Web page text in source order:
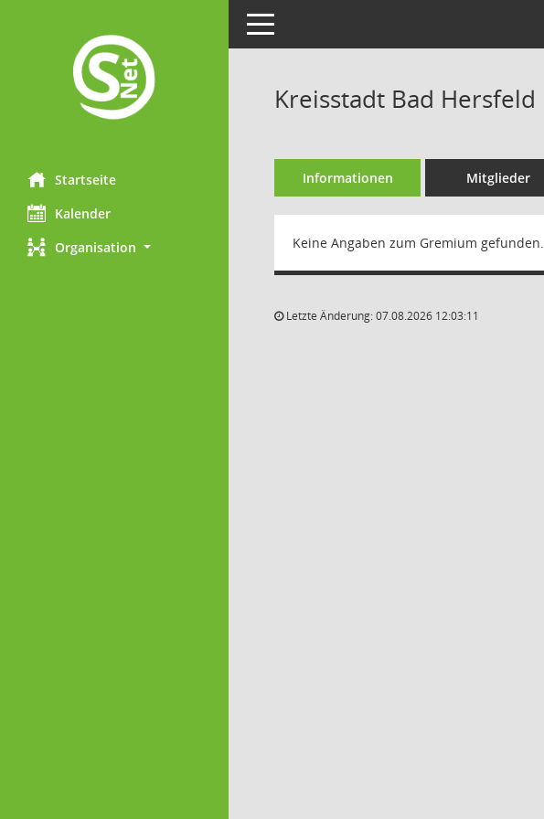
Startseite
Kalender
Organisation
Toggle navigation
Kreisstadt Bad Hersfeld
Informationen Mitglieder
Keine Angaben zum Gremium gefunden.
Letzte Änderung: 07.08.2026 12:03:11